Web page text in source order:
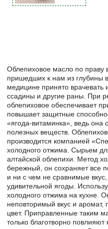
Облепиховое масло по праву
пришедших к нам из глубины
медицине принято врачевать
ссадины и другие раны. При
облепиховое обеспечивает
повышает защитные
«ягода-витаминка», ведь она
полезных веществ.
производится компанией
холодного отжима. Сырьем
алтайской облепихи. Метод
бережный, он сохраняет все
и ни с чем не сравнимые
удивительной ягоды.
холодного отжима на кухне.
неповторимый вкус и аромат,
цвет. Приправленные таким
только благотворно